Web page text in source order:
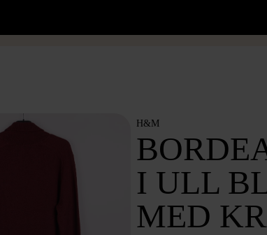
H&M
I ULL
MED